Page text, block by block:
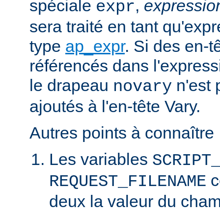
spéciale expr,
sera traité en tant
type ap_expr. Si des en-
référencés dans
le drapeau novary n'est
ajoutés à l'en-tête Vary.
Autres points à connaître
Les variables
REQUEST_FILENAME
deux la valeur du